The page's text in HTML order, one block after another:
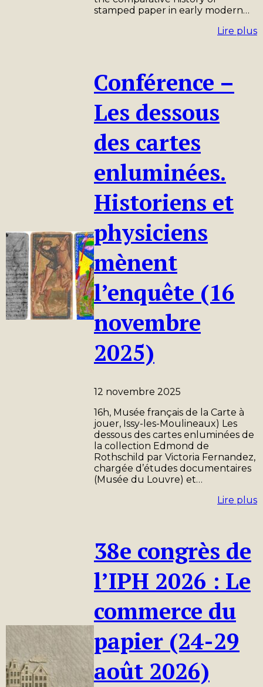
stamped paper in early modern…
Lire plus
Conférence –
Les dessous
des cartes
enluminées.
Historiens et
physiciens
mènent
l’enquête (16
novembre
2025)
12 novembre 2025
16h, Musée français de la Carte à
jouer, Issy-les-Moulineaux) Les
dessous des cartes enluminées de
la collection Edmond de
Rothschild par Victoria Fernandez,
chargée d’études documentaires
(Musée du Louvre) et…
Lire plus
38e congrès de
l’IPH 2026 : Le
commerce du
papier (24-29
août 2026)